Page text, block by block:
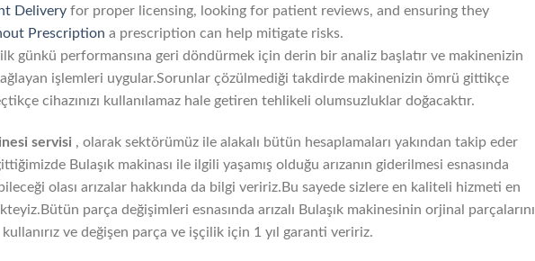
Delivery for proper licensing, looking for patient reviews, and ensuring they
Prescription a prescription can help mitigate risks.
günkü performansına geri döndürmek için derin bir analiz başlatır ve makinenizin
işlemleri uygular.Sorunlar çözülmediği takdirde makinenizin ömrü gittikçe
cihazınızı kullanılamaz hale getiren tehlikeli olumsuzluklar doğacaktır.
servisi , olarak sektörümüz ile alakalı bütün hesaplamaları yakından takip eder
Bulaşık makinası ile ilgili yaşamış olduğu arızanın giderilmesi esnasında
olası arızalar hakkında da bilgi veririz.Bu sayede sizlere en kaliteli hizmeti en
parça değişimleri esnasında arızalı Bulaşık makinesinin orjinal parçalarını
kullanırız ve değişen parça ve işçilik için 1 yıl garanti veririz.